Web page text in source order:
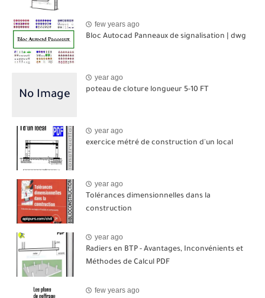
few years ago
Bloc Autocad Panneaux de signalisation | dwg
year ago
poteau de cloture longueur 5-10 FT
year ago
exercice métré de construction d'un local
year ago
Tolérances dimensionnelles dans la
construction
year ago
Radiers en BTP - Avantages, Inconvénients et
Méthodes de Calcul PDF
few years ago